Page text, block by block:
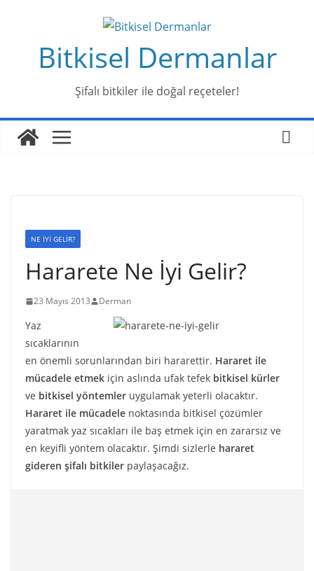
Bitkisel Dermanlar
Şifalı bitkiler ile doğal reçeteler!
NE İYİ GELİR?
Hararete Ne İyi Gelir?
23 Mayıs 2013 Derman
Yaz
sıcaklarının
en önemli sorunlarından biri hararettir. Hararet ile
mücadele etmek için aslında ufak tefek bitkisel kürler
ve bitkisel yöntemler uygulamak yeterli olacaktır.
Hararet ile mücadele noktasında bitkisel çözümler
yaratmak yaz sıcakları ile baş etmek için en zararsız ve
en keyifli yöntem olacaktır. Şimdi sizlerle hararet
gideren şifalı bitkiler paylaşacağız.